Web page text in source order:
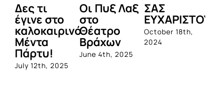
Δες τι
έγινε στο
καλοκαιρινό
Μέντα
Πάρτυ!
July 12th, 2025
Οι Πυξ Λαξ
στο
Θέατρο
Βράχων
June 4th, 2025
ΣΑΣ
October 18th,
2024